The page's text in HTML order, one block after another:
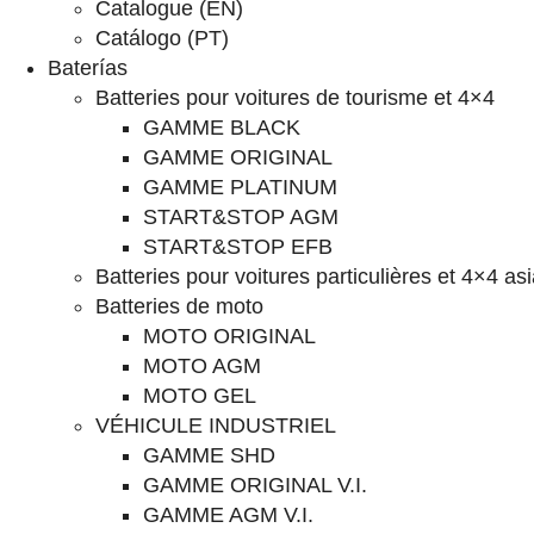
Catalogue (EN)
Catálogo (PT)
Baterías
Batteries pour voitures de tourisme et 4×4
GAMME BLACK
GAMME ORIGINAL
GAMME PLATINUM
START&STOP AGM
START&STOP EFB
Batteries pour voitures particulières et 4×4
Batteries de moto
MOTO ORIGINAL
MOTO AGM
MOTO GEL
VÉHICULE INDUSTRIEL
GAMME SHD
GAMME ORIGINAL V.I.
GAMME AGM V.I.